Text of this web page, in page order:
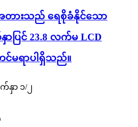
ားသည် ရေစိုခံနိုင်သော
ပြင် 23.8 လက်မ LCD
င်မရာပါရှိသည်။
က်နှာ ၁/၂